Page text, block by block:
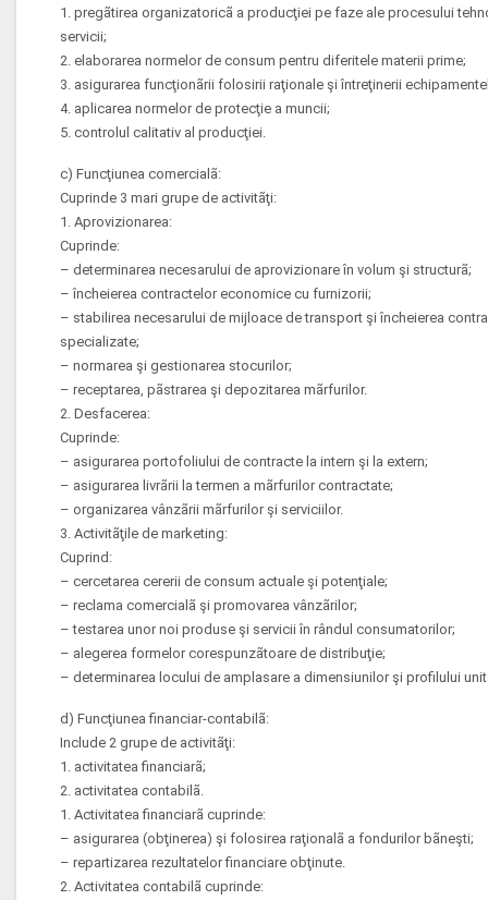
1. pregãtirea organizatoricã a producţiei pe faze ale procesului
servicii;
2. elaborarea normelor de consum pentru diferitele materii prime;
3. asigurarea funcţionãrii folosirii raţionale şi întreţinerii
4. aplicarea normelor de protecţie a muncii;
5. controlul calitativ al producţiei.
c) Funcţiunea comercialã:
Cuprinde 3 mari grupe de activitãţi:
1. Aprovizionarea:
Cuprinde:
– determinarea necesarului de aprovizionare în volum şi structurã;
– încheierea contractelor economice cu furnizorii;
– stabilirea necesarului de mijloace de transport şi încheierea
specializate;
– normarea şi gestionarea stocurilor;
– receptarea, pãstrarea şi depozitarea mãrfurilor.
2. Desfacerea:
Cuprinde:
– asigurarea portofoliului de contracte la intern şi la extern;
– asigurarea livrãrii la termen a mãrfurilor contractate;
– organizarea vânzãrii mãrfurilor şi serviciilor.
3. Activitãţile de marketing:
Cuprind:
– cercetarea cererii de consum actuale şi potenţiale;
– reclama comercialã şi promovarea vânzãrilor;
– testarea unor noi produse şi servicii în rândul consumatorilor;
– alegerea formelor corespunzãtoare de distribuţie;
– determinarea locului de amplasare a dimensiunilor şi profilului
d) Funcţiunea financiar-contabilã:
Include 2 grupe de activitãţi:
1. activitatea financiarã;
2. activitatea contabilã.
1. Activitatea financiarã cuprinde:
– asigurarea (obţinerea) şi folosirea raţionalã a fondurilor bãneşti;
– repartizarea rezultatelor financiare obţinute.
2. Activitatea contabilã cuprinde: